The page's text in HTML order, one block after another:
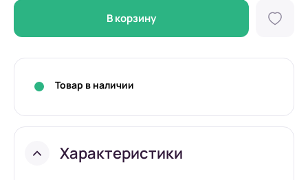
В корзину
Товар в наличии
Характеристики